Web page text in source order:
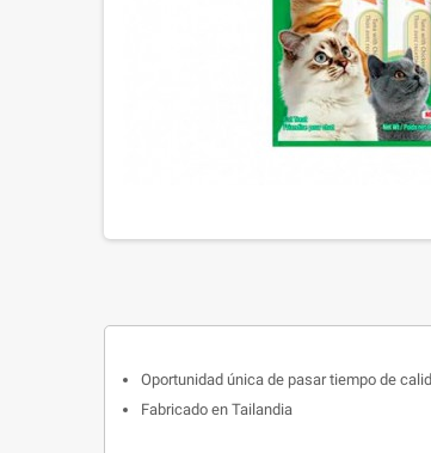
Oportunidad única de pasar tiempo de
Fabricado en Tailandia